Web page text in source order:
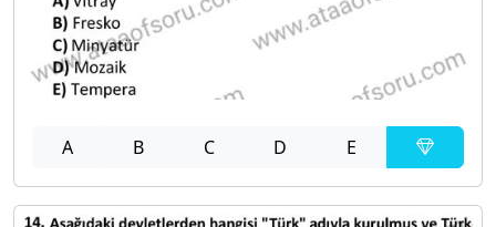
A B C D E